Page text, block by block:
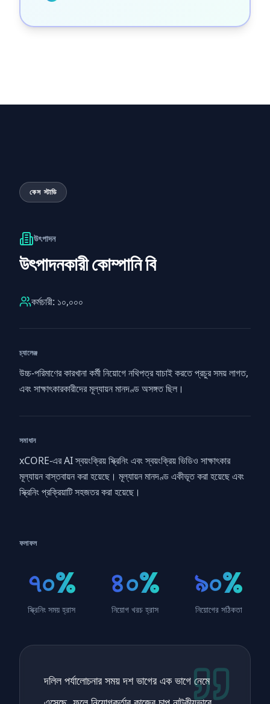
কেস স্টাডি
উৎপাদন
উৎপাদনকারী কোম্পানি বি
কর্মচারী: ১০,০০০
চ্যালেঞ্জ
উচ্চ-পরিমাণের কারখানা কর্মী নিয়োগে নথিপত্র যাচাই করতে প্রচুর সময় লাগত,
এবং সাক্ষাৎকারকারীদের মূল্যায়ন মানদণ্ড অসঙ্গত ছিল।
সমাধান
xCORE-এর AI স্বয়ংক্রিয় স্ক্রিনিং এবং স্বয়ংক্রিয় ভিডিও সাক্ষাৎকার
মূল্যায়ন বাস্তবায়ন করা হয়েছে। মূল্যায়ন মানদণ্ড একীভূত করা হয়েছে এবং
স্ক্রিনিং প্রক্রিয়াটি সহজতর করা হয়েছে।
ফলাফল
৭০%
স্ক্রিনিং সময় হ্রাস
৪০%
নিয়োগ খরচ হ্রাস
৯০%
নিয়োগের সঠিকতা
দলিল পর্যালোচনার সময় দশ ভাগের এক ভাগে নেমে